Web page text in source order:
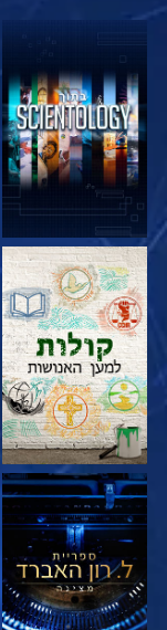
בדוק את הסדרה
בדוק את הסדרה